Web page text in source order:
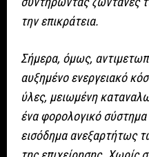
την επικράτεια.
Σήμερα, όμως,
αυξημένο ενεργειακό
ύλες, μειωμένη
ένα φορολογικό
εισόδημα ανεξαρτήτως